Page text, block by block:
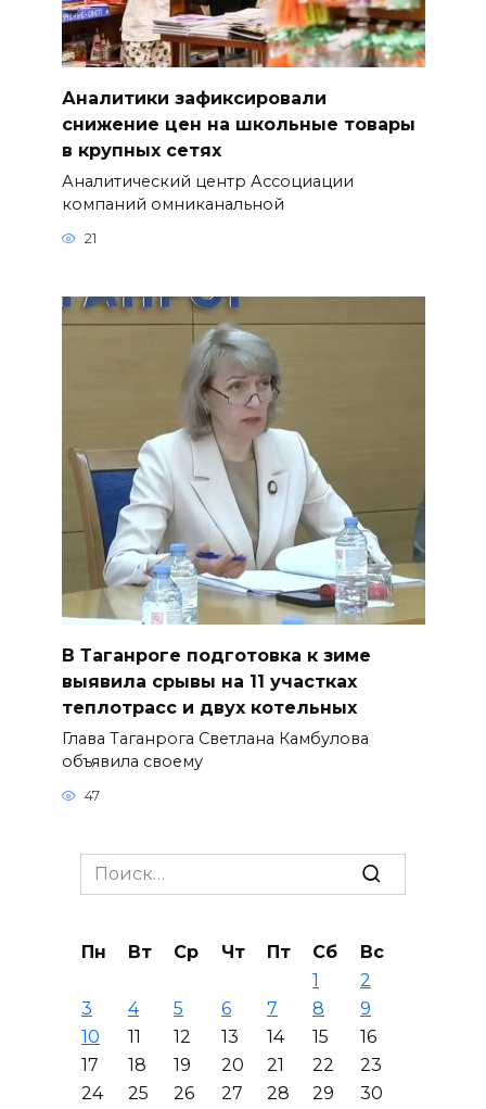
Аналитики зафиксировали
снижение цен на школьные товары
в крупных сетях
Аналитический центр Ассоциации
компаний омниканальной
21
В Таганроге подготовка к зиме
выявила срывы на 11 участках
теплотрасс и двух котельных
Глава Таганрога Светлана Камбулова
объявила своему
47
Search
for:
Пн Вт Ср Чт Пт Сб
Вс
1
2
3
4 5 6 7 8
9
10
11 12 13 14 15
16
17
18 19 20 21 22
23
24
25 26 27 28 29
30